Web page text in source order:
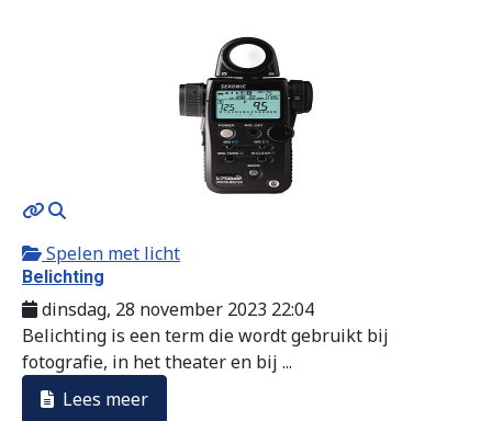
MOD_JTCS_VIEW_ARTICLE_LINK
Spelen met licht
Belichting
dinsdag, 28 november 2023 22:04
Belichting is een term die wordt gebruikt bij
fotografie, in het theater en bij ...
Lees meer